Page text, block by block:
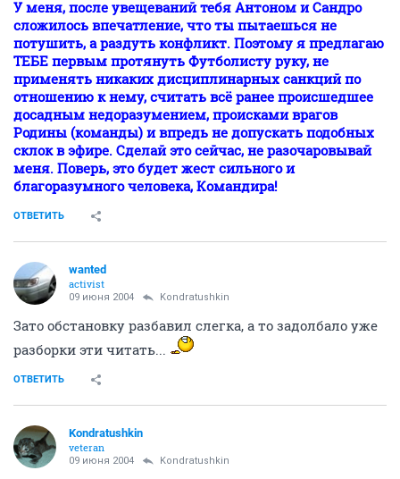
У меня, после увещеваний тебя Антоном и Сандро
сложилось впечатление, что ты пытаешься не
потушить, а раздуть конфликт. Поэтому я предлагаю
ТЕБЕ первым протянуть Футболисту руку, не
применять никаких дисциплинарных санкций по
отношению к нему, считать всё ранее происшедшее
досадным недоразумением, происками врагов
Родины (команды) и впредь не допускать подобных
склок в эфире. Сделай это сейчас, не разочаровывай
меня. Поверь, это будет жест сильного и
благоразумного человека, Командира!
ОТВЕТИТЬ
wanted
activist
09 июня 2004 Kondratushkin
Зато обстановку разбавил слегка, а то задолбало уже
разборки эти читать...
ОТВЕТИТЬ
Kondratushkin
veteran
09 июня 2004 Kondratushkin